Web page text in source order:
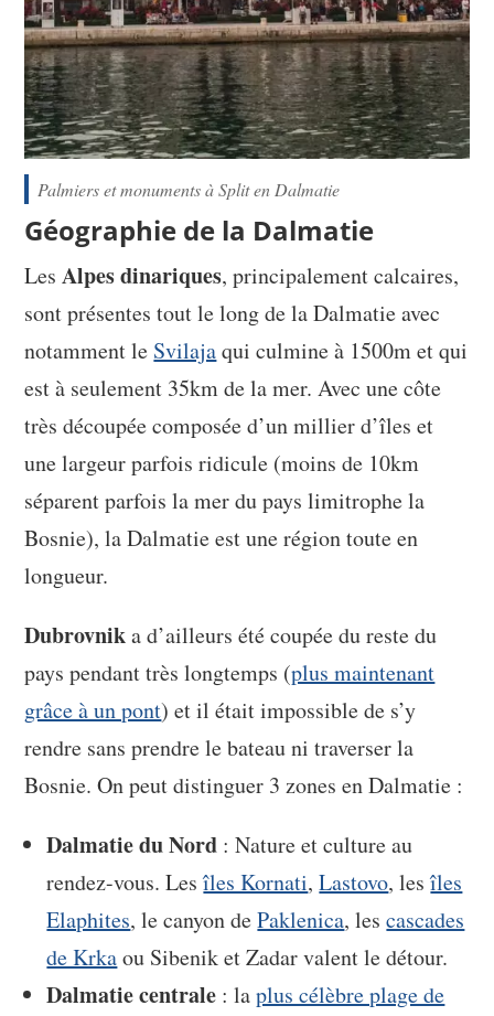
Palmiers et monuments à Split en Dalmatie
Géographie de la Dalmatie
LesAlpes dinariques, principalement calcaires,
sont présentes tout le long de la Dalmatie avec
notamment le Svilajaqui culmine à 1500m et qui
est à seulement 35km de la mer. Avec une côte
très découpée composée d’un millier d’îles et
une largeur parfois ridicule (moins de 10km
séparent parfois la mer du pays limitrophe la
Bosnie), la Dalmatie est une région toute en
longueur.
Dubrovnika d’ailleurs été coupée du reste du
pays pendant très longtemps (plus maintenant
grâce à un pont) et il était impossible de s’y
rendre sans prendre le bateau ni traverser la
Bosnie. On peut distinguer 3 zones en Dalmatie :
Dalmatie du Nord : Nature et culture au
rendez-vous. Lesîles Kornati,Lastovo, lesîles
Elaphites, le canyon dePaklenica, lescascades
de Krkaou Sibenik et Zadar valent le détour.
Dalmatie centrale : laplus célèbre plage de